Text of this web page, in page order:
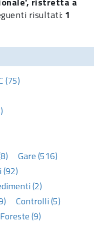
risultati: 1
(75)
Gare (516)
(92)
(2)
Controlli (5)
Foreste (9)